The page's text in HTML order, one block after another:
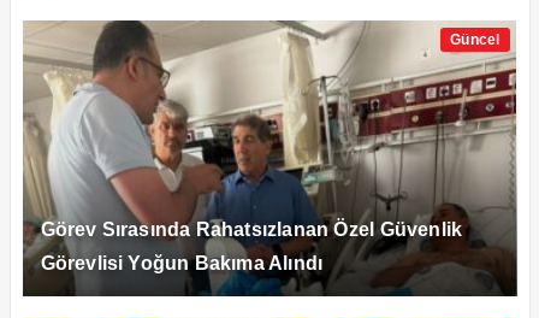
Güncel
Görev Sırasında Rahatsızlanan Özel Güvenlik
Görevlisi Yoğun Bakıma Alındı